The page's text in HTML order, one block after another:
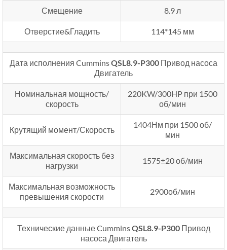
Смещение 8.9 л
Отверстие&Гладить 114*145 мм
Дата исполнения CumminsQSL8.9-P300 Привод насоса
Двигатель
Номинальная мощность/
скорость
220KW/300HP при 1500
об/мин
Крутящий момент/Скорость
1404Нм при 1500 об/
мин
Максимальная скорость без
нагрузки
1575±20 об/мин
Максимальная возможность
превышения скорости
2900об/мин
Технические данные CumminsQSL8.9-P300 Привод
насоса Двигатель